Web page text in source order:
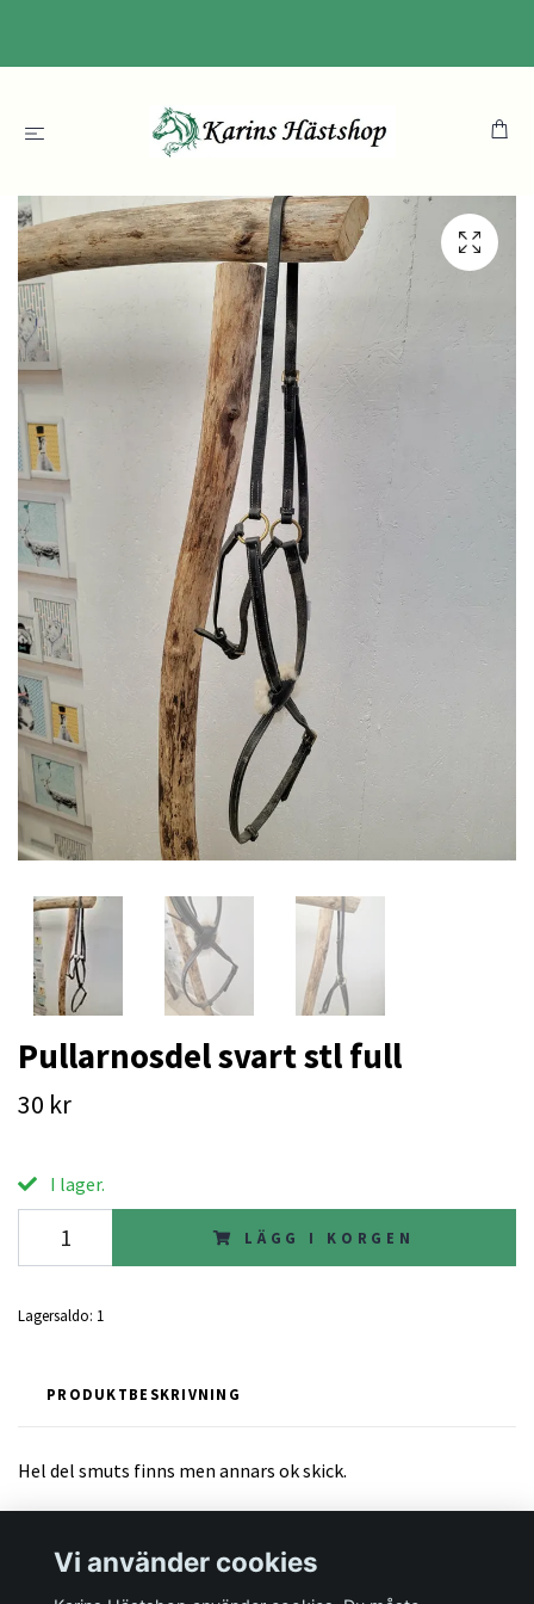
Pullarnosdel svart stl full
30 kr
I lager.
LÄGG I KORGEN
Lagersaldo: 1
PRODUKTBESKRIVNING
Hel del smuts finns men annars ok skick.
Vi använder cookies